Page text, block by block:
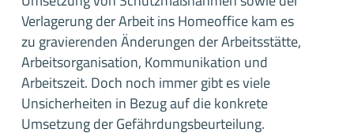
Verlagerung der Arbeit ins Homeoffice kam es
zu gravierenden Änderungen der Arbeitsstätte,
Arbeitsorganisation, Kommunikation und
Arbeitszeit. Doch noch immer gibt es viele
Unsicherheiten in Bezug auf die konkrete
Umsetzung der Gefährdungsbeurteilung.